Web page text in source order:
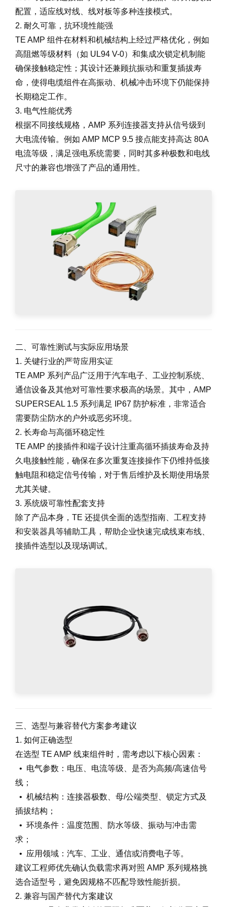
配置，适应线对线、线对板等多种连接模式。
2. 耐久可靠，抗环境性能强
TE AMP 组件在材料和机械结构上经过严格优化，例如
高阻燃等级材料（如 UL94 V-0）和集成次锁定机制能
确保接触稳定性；其设计还兼顾抗振动和重复插拔寿
命，使得电缆组件在高振动、机械冲击环境下仍能保持
长期稳定工作。
3. 电气性能优秀
根据不同接线规格，AMP 系列连接器支持从信号级到
大电流传输。例如 AMP MCP 9.5 接点能支持高达 80A
电流等级，满足强电系统需要，同时其多种极数和电线
尺寸的兼容也增强了产品的通用性。
二、可靠性测试与实际应用场景
1. 关键行业的严苛应用实证
TE AMP 系列产品广泛用于汽车电子、工业控制系统、
通信设备及其他对可靠性要求极高的场景。其中，AMP
SUPERSEAL 1.5 系列满足 IP67 防护标准，非常适合
需要防尘防水的户外或恶劣环境。
2. 长寿命与高循环稳定性
TE AMP 的接插件和端子设计注重高循环插拔寿命及持
久电接触性能，确保在多次重复连接操作下仍维持低接
触电阻和稳定信号传输，对于售后维护及长期使用场景
尤其关键。
3. 系统级可靠性配套支持
除了产品本身，TE 还提供全面的选型指南、工程支持
和安装器具等辅助工具，帮助企业快速完成线束布线、
接插件选型以及现场调试。
三、选型与兼容替代方案参考建议
1. 如何正确选型
在选型 TE AMP 线束组件时，需考虑以下核心因素：
• 电气参数：电压、电流等级、是否为高频/高速信号
线；
• 机械结构：连接器极数、母/公端类型、锁定方式及
插拔结构；
• 环境条件：温度范围、防水等级、振动与冲击需
求；
• 应用领域：汽车、工业、通信或消费电子等。
建议工程师优先确认负载需求再对照 AMP 系列规格挑
选合适型号，避免因规格不匹配导致性能折损。
2. 兼容与国产替代方案建议